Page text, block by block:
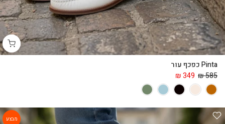
Pinta כפכף עור
585 ₪
349 ₪
מבצע